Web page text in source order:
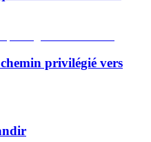
privilégié vers